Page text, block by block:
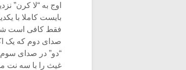
اوج به “لا کرن”
بایست کاملا با
فقط کافی است
صدای دوم که یک
“دو” در صدای
غیث را با سه نت